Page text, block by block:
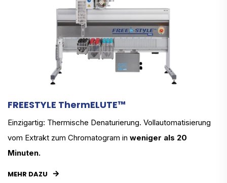
FREESTYLE ThermELUTE™
Einzigartig: Thermische Denaturierung. Vollautomatisierung
vom Extrakt zum Chromatogram in weniger als 20
Minuten.
MEHR DAZU